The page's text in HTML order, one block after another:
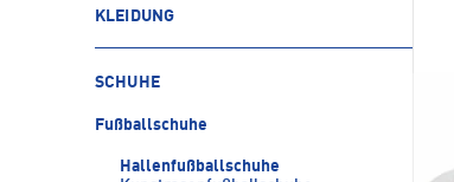
KLEIDUNG
SCHUHE
Fußballschuhe
Hallenfußballschuhe